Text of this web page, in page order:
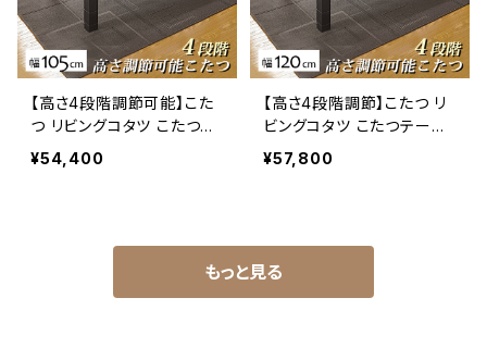
【高さ4段階調節可能】こた
つ リビングコタツ こたつテ
ーブル ローテーブル リビン
グテーブル スタイリッシュ
¥54,400
【高さ4段階調節】こたつ リ
ビングコタツ こたつテーブ
ル ローテーブル リビングテ
ーブル スタイリッシュ 幅12
¥57,800
もっと見る